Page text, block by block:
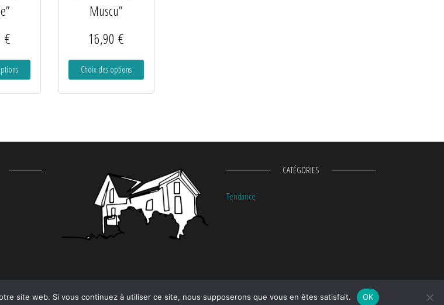
€
Muscu”
16,90 €
Choix des options
CATÉGORIES
Tendance
site web. Si vous continuez à utiliser ce site, nous supposerons que vous en êtes satisfait. OK